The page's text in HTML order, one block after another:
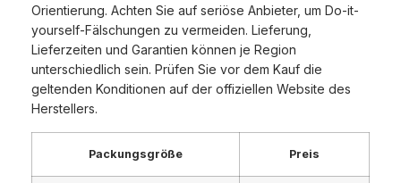
Orientierung. Achten Sie auf seriöse Anbieter, um Do-it-
yourself-Fälschungen zu vermeiden. Lieferung,
Lieferzeiten und Garantien können je Region
unterschiedlich sein. Prüfen Sie vor dem Kauf die
geltenden Konditionen auf der offiziellen Website des
Herstellers.
Packungsgröße Preis